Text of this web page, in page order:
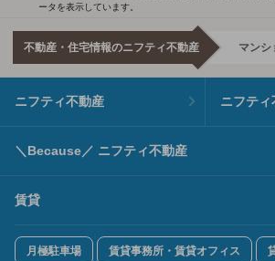
ータを表示しています。
不動産・住宅情報のニフティ不動産 マンシ
ニフティ不動産 ニフティ
＼Because／ ニフティ不動産
賃貸
月極駐車場 賃貸事務所・賃貸オフィス